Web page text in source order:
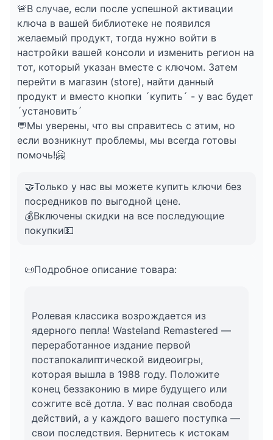
🚨В случае, если после успешной активации
ключа в вашей библиотеке не появился
желаемый продукт, тогда нужно войти в
настройки вашей консоли и изменить регион на
тот, который указан вместе с ключом. Затем
перейти в магазин (store), найти данный
продукт и вместо кнопки ´купить´ - у вас будет
´установить´
💬Мы уверены, что вы справитесь с этим, но
если возникнут проблемы, мы всегда готовы
помочь!🤗
🤝Только у нас вы можете купить ключи без
посредников по выгодной цене.
💰Включены скидки на все последующие
покупки💵
📜Подробное описание товара:
Ролевая классика возрождается из
ядерного пепла! Wasteland Remastered —
переработанное издание первой
постапокалиптической видеоигры,
которая вышла в 1988 году. Положите
конец беззаконию в мире будущего или
сожгите всё дотла. У вас полная свобода
действий, а у каждого вашего поступка —
свои последствия. Вернитесь к истокам